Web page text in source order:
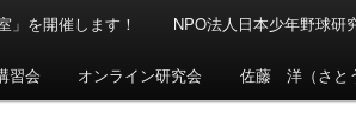
」を開催します！ NPO法人日本少年野球研
習会 オンライン研究会 佐藤 洋（さと